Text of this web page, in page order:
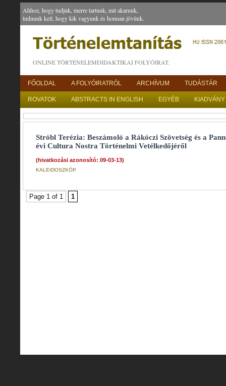
Ahhoz, hogy tudjuk, merre tartunk, mit akarunk,
tudnunk kell, hogy kik vagyunk és honnan jövünk.
ONLINE TÖRTÉNELEMDIDAKTIKAI FOLYÓIRAT.
FŐOLDAL A FOLYÓIRATRÓL ARCHÍVUM TUDÁSTÁR
ROVATOK ABSTRACTS IN ENGLISH EGYÉB
Stróbl Terézia: Beszámoló a Rákóczi Szövetség és a
évi Cultura Nostra Történelmi Vetélkedőjéről
(hivatkozási azonosító: 09-03-13)
KALEIDOSZKÓP
Page 1 of 1 1